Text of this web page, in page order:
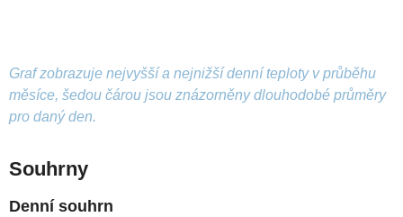
Graf zobrazuje nejvyšší a nejnižší denní teploty v průběhu
měsíce, šedou čárou jsou znázorněny dlouhodobé průměry
pro daný den.
Souhrny
Denní souhrn